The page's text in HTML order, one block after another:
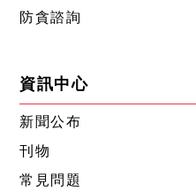
防貪諮詢
資訊中心
新聞公布
刊物
常見問題